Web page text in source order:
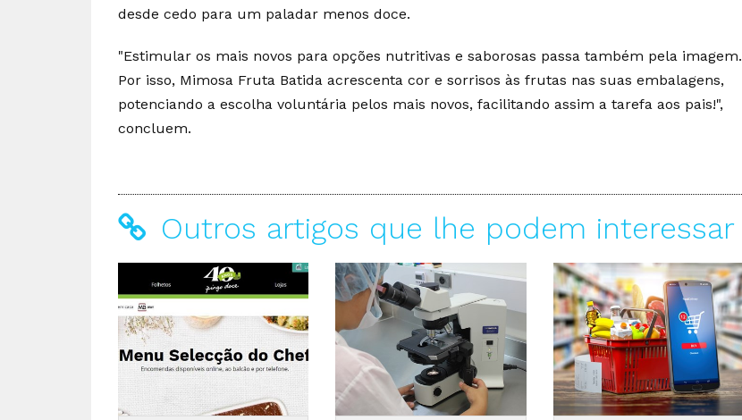
desde cedo para um paladar menos doce.
"Estimular os mais novos para opções nutritivas e saborosas passa também pela imagem.
Por isso, Mimosa Fruta Batida acrescenta cor e sorrisos às frutas nas suas embalagens,
potenciando a escolha voluntária pelos mais novos, facilitando assim a tarefa aos pais!",
concluem.
Outros artigos que lhe podem interessar